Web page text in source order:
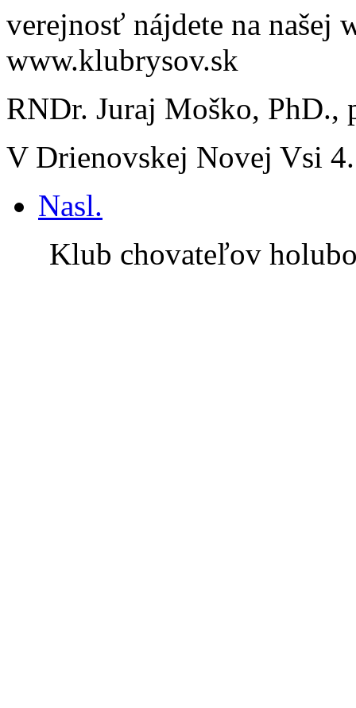
verejnosť nájdete na našej
www.klubrysov.sk
RNDr. Juraj Moško, PhD.,
V Drienovskej Novej Vsi
Nasl.
Klub chovateľov